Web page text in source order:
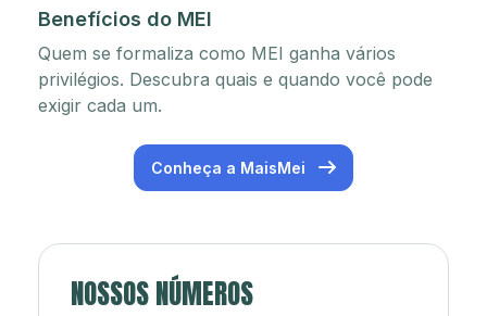
Benefícios do MEI
Quem se formaliza como MEI ganha vários
privilégios. Descubra quais e quando você pode
exigir cada um.
Conheça a MaisMei
NOSSOS NÚMEROS